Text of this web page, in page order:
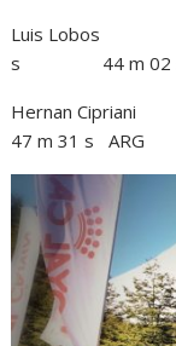
Luis Lobos
s 44 m 02 s
Hernan
47 m 31 s ARG